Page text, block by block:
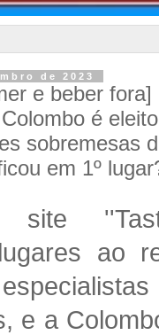
de 2023
e beber fora]
é
sobremesas
em 1º
site
ao
e a